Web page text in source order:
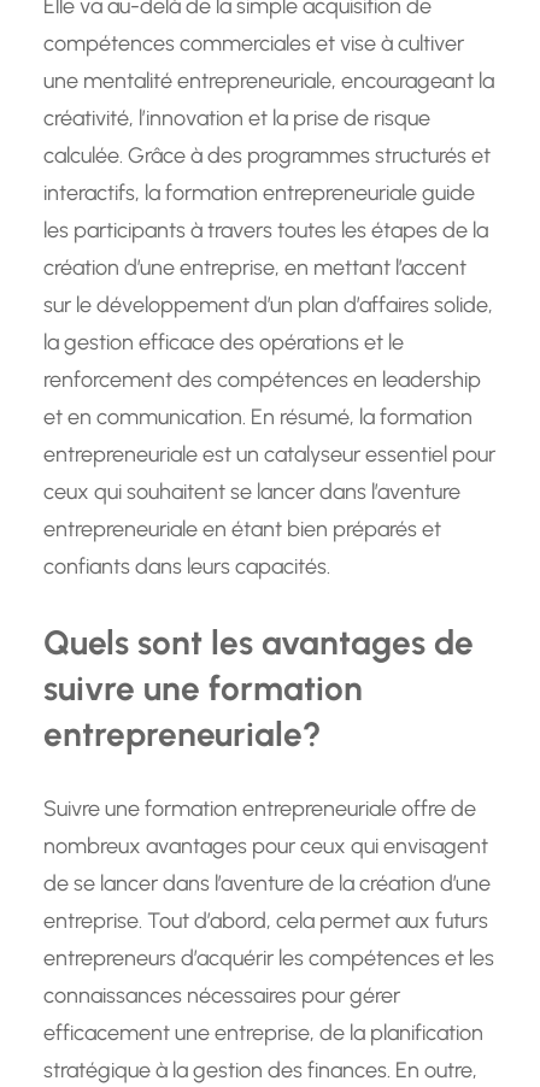
Elle va au-delà de la simple acquisition de
compétences commerciales et vise à cultiver
une mentalité entrepreneuriale, encourageant la
créativité, l’innovation et la prise de risque
calculée. Grâce à des programmes structurés et
interactifs, la formation entrepreneuriale guide
les participants à travers toutes les étapes de la
création d’une entreprise, en mettant l’accent
sur le développement d’un plan d’affaires solide,
la gestion efficace des opérations et le
renforcement des compétences en leadership
et en communication. En résumé, la formation
entrepreneuriale est un catalyseur essentiel pour
ceux qui souhaitent se lancer dans l’aventure
entrepreneuriale en étant bien préparés et
confiants dans leurs capacités.
Quels sont les avantages de
suivre une formation
entrepreneuriale?
Suivre une formation entrepreneuriale offre de
nombreux avantages pour ceux qui envisagent
de se lancer dans l’aventure de la création d’une
entreprise. Tout d’abord, cela permet aux futurs
entrepreneurs d’acquérir les compétences et les
connaissances nécessaires pour gérer
efficacement une entreprise, de la planification
stratégique à la gestion des finances. En outre,